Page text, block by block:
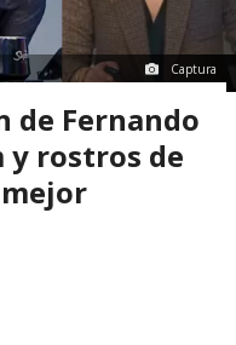
Captura
de Fernando
y rostros de